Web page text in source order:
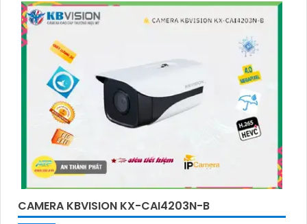
CAMERA KBVISION KX-CAI4203N-B